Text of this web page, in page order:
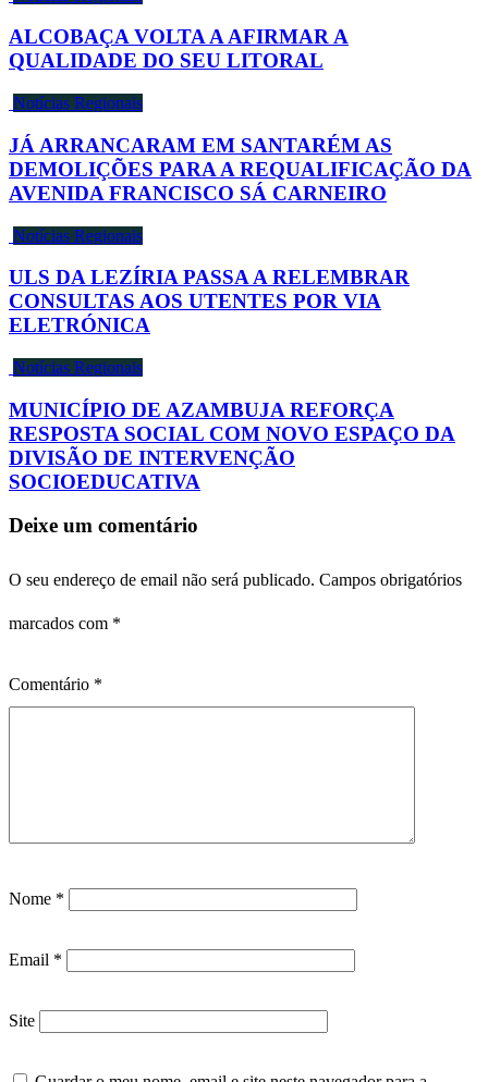
ALCOBAÇA VOLTA A AFIRMAR A
QUALIDADE DO SEU LITORAL
Notícias Regionais
JÁ ARRANCARAM EM SANTARÉM AS
DEMOLIÇÕES PARA A REQUALIFICAÇÃO DA
AVENIDA FRANCISCO SÁ CARNEIRO
Notícias Regionais
ULS DA LEZÍRIA PASSA A RELEMBRAR
CONSULTAS AOS UTENTES POR VIA
ELETRÓNICA
Notícias Regionais
MUNICÍPIO DE AZAMBUJA REFORÇA
RESPOSTA SOCIAL COM NOVO ESPAÇO DA
DIVISÃO DE INTERVENÇÃO
SOCIOEDUCATIVA
Deixe um comentário
O seu endereço de email não será publicado. Campos obrigatórios
marcados com *
Comentário *
Nome *
Email *
Site